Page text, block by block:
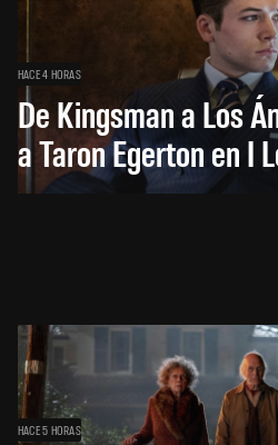
HACE 4 HORAS
De Kingsman a Los
a Taron Egerton en I
HACE 5 HORAS